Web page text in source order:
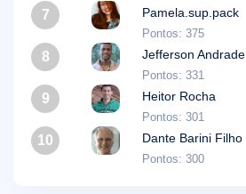
7 Pamela.sup.pack
Pontos: 375
8 Jefferson Andrade
Pontos: 331
9 Heitor Rocha
Pontos: 301
10 Dante Barini Filho
Pontos: 300